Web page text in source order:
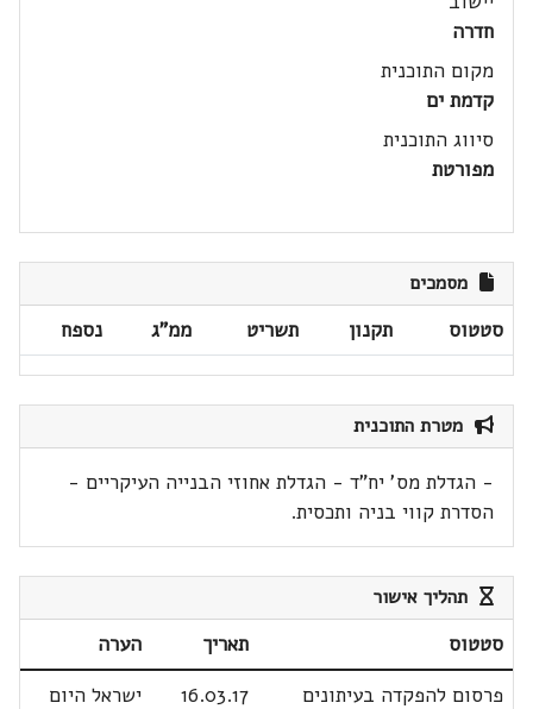
חדרה
מקום התוכנית
קדמת ים
סיווג התוכנית
מפורטת
מסמכים
סטטוס תקנון תשריט ממ"ג נספח
מטרת התוכנית
- הגדלת מס' יח"ד - הגדלת אחוזי הבנייה העיקריים -
הסדרת קווי בניה ותכסית.
תהליך אישור
סטטוס תאריך
הערה
פרסום להפקדה בעיתונים
16.03.17
ישראל היום